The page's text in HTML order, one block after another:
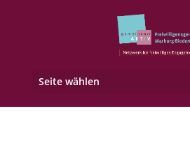
Seite wählen